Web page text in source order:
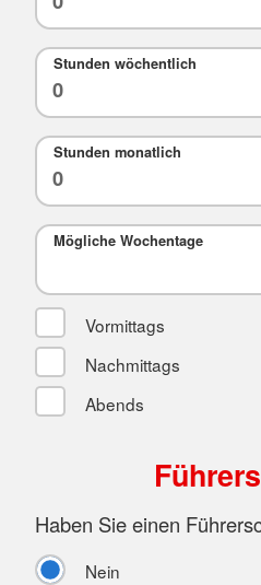
Stunden wöchentlich
Stunden monatlich
Mögliche Wochentage
Vormittags
Nachmittags
Abends
Haben Sie einen
Nein